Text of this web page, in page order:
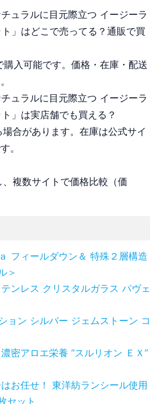
ュラルに目元際立つ イージーラ
」はどこで売ってる？通販で買
入可能です。価格・在庫・配送
ュラルに目元際立つ イージーラ
」は実店舗でも買える？
合があります。在庫は公式サイ
。
複数サイトで価格比較（価
フィールダウン＆ 特殊２層構造
＞
ンレス クリスタルガラス パヴェ
ン シルバー ジェムストーン コ
密アロエ栄養 “スルリオン ＥＸ”
お任せ！ 東洋紡ランシール使用
セット